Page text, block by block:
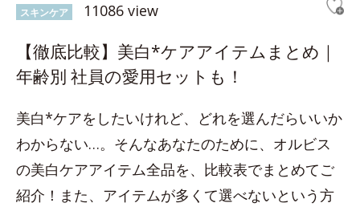
スキンケア 11086 view
【徹底比較】美白*ケアアイテムまとめ｜
年齢別 社員の愛用セットも！
美白*ケアをしたいけれど、どれを選んだらいいか
わからない…。そんなあなたのために、オルビス
の美白ケアアイテム全品を、比較表でまとめてご
紹介！また、アイテムが多くて選べないという方